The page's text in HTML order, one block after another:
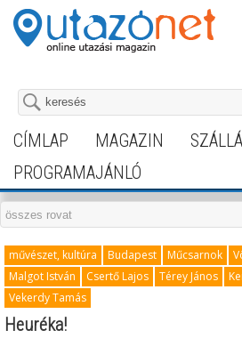
CÍMLAP MAGAZIN
PROGRAMAJÁNLÓ
művészet, kultúra Budapest Műcsarnok
Malgot István
Csertő Lajos Térey János
Vekerdy Tamás
Heuréka!